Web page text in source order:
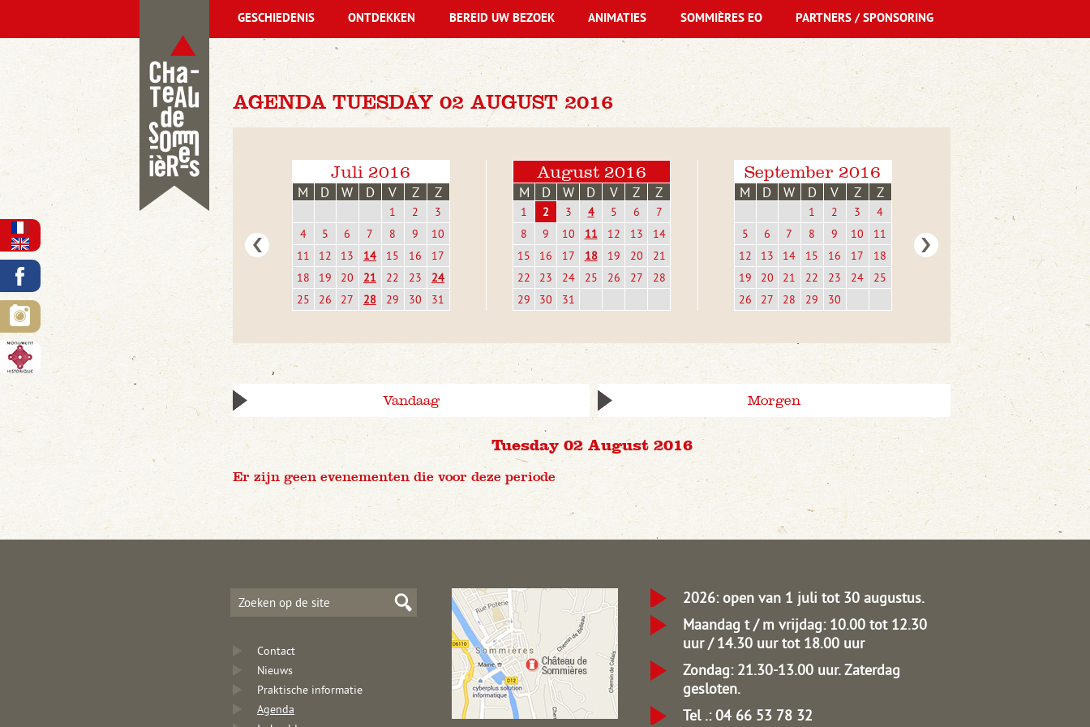
AGENDA TUESDAY 02 AUGUST 2016
Juli 2016
M D W D V Z Z
1 2
3
4
5 6 7 8 9
10
11
12 13 14 15 16
17
18
19 20 21 22 23
24
25
26 27 28 29 30 31
August 2016
M D W D V Z Z
1 2 3 4 5 6
7
8
9 10 11 12 13
14
15
16 17 18 19 20
21
22
23 24 25 26 27
28
29
30 31
September 2016
M D W D V Z Z
1 2 3
4
5
6 7 8 9 10
11
12
13 14 15 16 17
18
19
20 21 22 23 24
25
26
27 28 29 30
Vandaag Morgen
Tuesday 02 August 2016
Er zijn geen evenementen die voor deze periode
GESCHIEDENIS ONTDEKKEN BEREID UW BEZOEK ANIMATIES SOMMIÈRES EO PARTNERS / SPONSORING
Contact
Nieuws
Praktische informatie
Agenda
2026: open van 1 juli tot 30 augustus.
Maandag t / m vrijdag: 10.00 tot 12.30
uur / 14.30 uur tot 18.00 uur
Zondag: 21.30-13.00 uur.Zaterdag
gesloten.
Tel .: 04 66 53 78 32